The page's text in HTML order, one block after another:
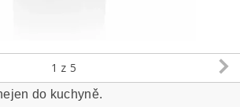
1 z 5
do kuchyně.